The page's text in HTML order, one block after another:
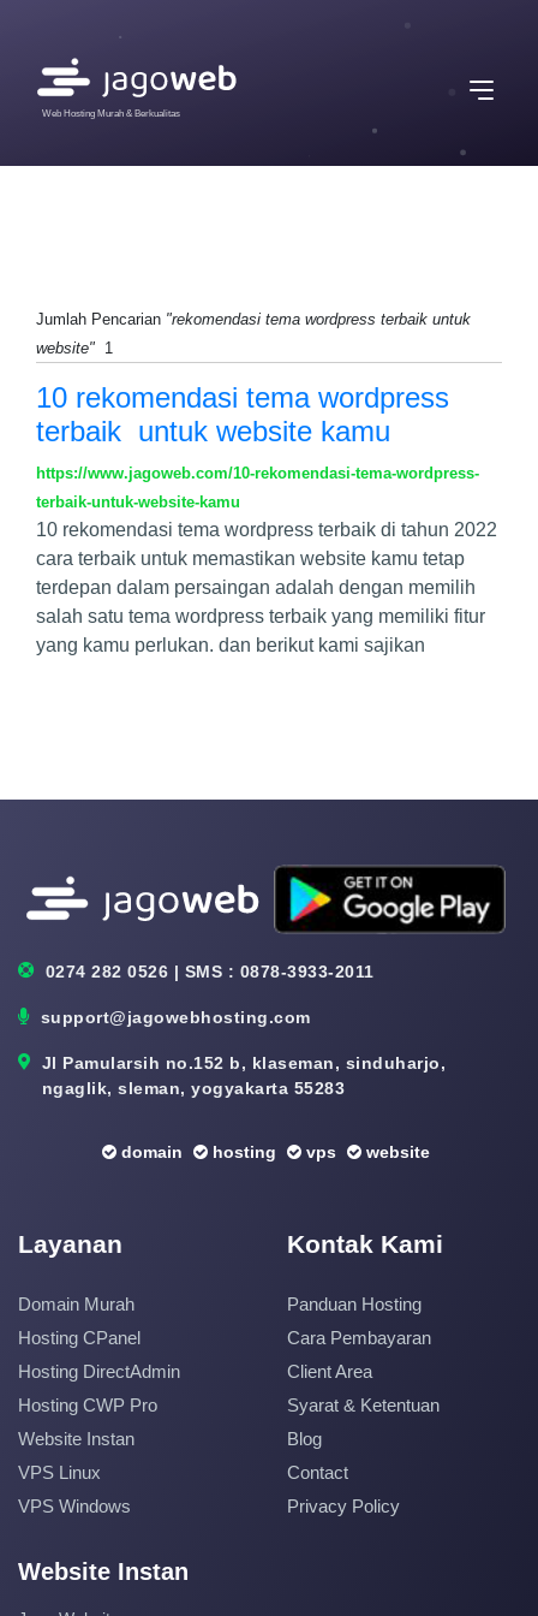
Web Hosting Murah & Berkualitas
Jumlah Pencarian "rekomendasi tema wordpress terbaik untuk
website" 1
10 rekomendasi tema wordpress
terbaik untuk website kamu
https://www.jagoweb.com/10-rekomendasi-tema-wordpress-
terbaik-untuk-website-kamu
10 rekomendasi tema wordpress terbaik di tahun 2022
cara terbaik untuk memastikan website kamu tetap
terdepan dalam persaingan adalah dengan memilih
salah satu tema wordpress terbaik yang memiliki fitur
yang kamu perlukan. dan berikut kami sajikan
0274 282 0526 | SMS : 0878-3933-2011
support@jagowebhosting.com
Jl Pamularsih no.152 b, klaseman, sinduharjo,
ngaglik, sleman, yogyakarta 55283
domain hosting vps website
Layanan
Domain Murah
Hosting CPanel
Hosting DirectAdmin
Hosting CWP Pro
Website Instan
VPS Linux
VPS Windows
Kontak Kami
Panduan Hosting
Cara Pembayaran
Client Area
Syarat & Ketentuan
Blog
Contact
Privacy Policy
Website Instan